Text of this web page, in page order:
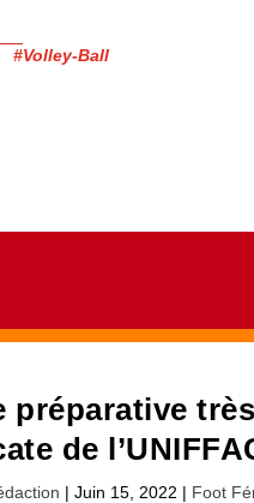
Ball
préparative très
de
| Juin 15, 2022 | Foot